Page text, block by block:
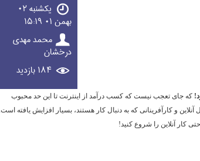
یکشنبه ۰۲
بهمن ۰۱ ۱۵:۱۹
محمد مهدی
درخشان
که جای تعجب نیست که کسب درآمد از اینترنت تا این حد محبوب
و کارآفرینانی که به دنبال کار هستند، بسیار افزایش یافته است.
کار آنلاین را شروع کنید!